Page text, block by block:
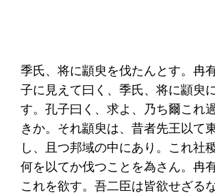
季氏、将に顓臾を伐たんとす。冉
子に見えて曰く、季氏、将に顓臾
す。孔子曰く、求よ、乃ち爾これ
きか。それ顓臾は、昔者先王以て
し、且つ邦域の中にあり。これ社
何を以てか伐つことを為さん。冉
これを欲す。吾二臣は皆欲せざる